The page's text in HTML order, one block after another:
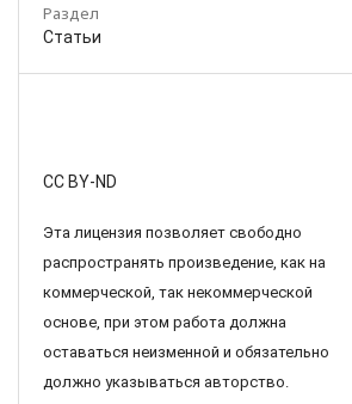
Раздел
Статьи
CC BY-ND
Эта лицензия позволяет свободно
распространять произведение, как на
коммерческой, так некоммерческой
основе, при этом работа должна
оставаться неизменной и обязательно
должно указываться авторство.